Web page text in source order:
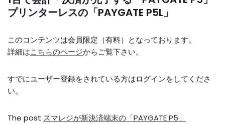
プリンターレスの「PAYGATE P5L」
このコンテンツは会員限定（有料）となっております。
詳細はこちらのページからご覧下さい。
すでにユーザー登録をされている方はログインをしてくださ
い。
The post スマレジが新決済端末の「PAYGATE P5」